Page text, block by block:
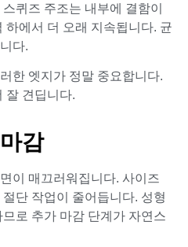
퀴즈 주조는 내부에 결함이
하에서 더 오래 지속됩니다. 균
다.
한 엣지가 정말 중요합니다.
잘 견딥니다.
감
이 매끄러워집니다. 사이즈
단 작업이 줄어듭니다. 성형
로 추가 마감 단계가 자연스